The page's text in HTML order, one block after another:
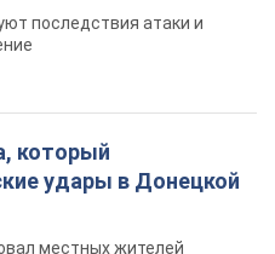
последствия атаки и
который
удары в Донецкой
местных жителей